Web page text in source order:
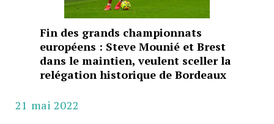
Fin des grands championnats
européens : Steve Mounié et Brest
dans le maintien, veulent sceller la
relégation historique de Bordeaux
21 mai 2022